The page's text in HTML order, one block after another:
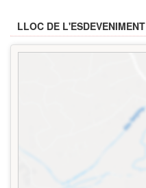
LLOC DE L'ESDEVENIMENT